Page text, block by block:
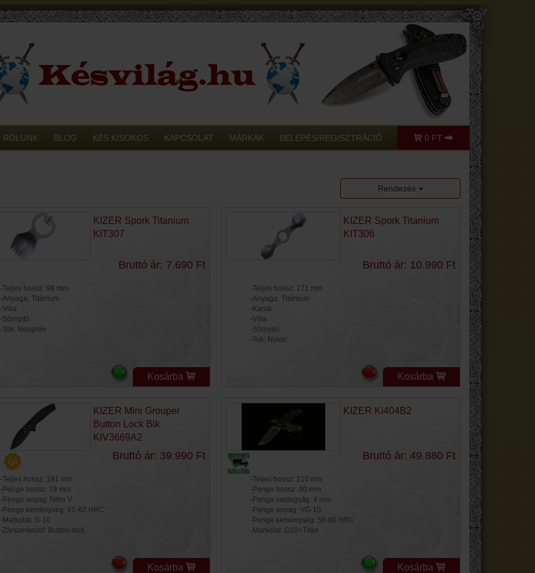
RÓLUNK BLOG KÉS KISOKOS KAPCSOLAT MÁRKÁK BELÉPÉS/REGISZTRÁCIÓ 0 FT
Rendezés
KIZER Spork Titanium
KIT307
Bruttó ár: 7.690 Ft
-Teljes hossz: 98 mm
-Anyaga: Titánium
-Villa
-Sörnyitó
-Tok: Neoprén
Kosárba
KIZER Spork Titanium
KIT306
Bruttó ár: 10.990 Ft
-Teljes hossz: 171 mm
-Anyaga: Titánium
-Kanál
-Villa
-Sörnyitó
-Tok: Nylon
Kosárba
KIZER Mini Grouper
Button Lock Blk
KIV3669A2
Bruttó ár: 39.990 Ft
-Teljes hossz: 191 mm
-Penge hossz: 79 mm
-Penge anyag: Nitro V
-Penge keménység: 61-62 HRC
-Markolat: G-10
-Zárszerkezet: Button-lock
Kosárba
KIZER Ki404B2
Bruttó ár: 49.880 Ft
-Teljes hossz: 210 mm
-Penge hossz: 90 mm
-Penge vastagság: 4 mm
-Penge anyag: VG-10
-Penge keménység: 58-60 HRC
-Markolat: G10+Titán
Kosárba